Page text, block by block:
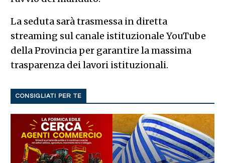
La seduta sarà trasmessa in diretta
streaming sul canale istituzionale YouTube
della Provincia per garantire la massima
trasparenza dei lavori istituzionali.
CONSIGLIATI PER TE